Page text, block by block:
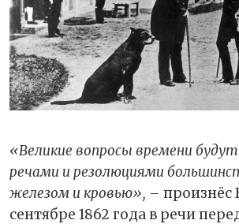
«Великие вопросы времени
речами и резолюциями
железом и кровью», – произнёс
сентябре 1862 года в речи